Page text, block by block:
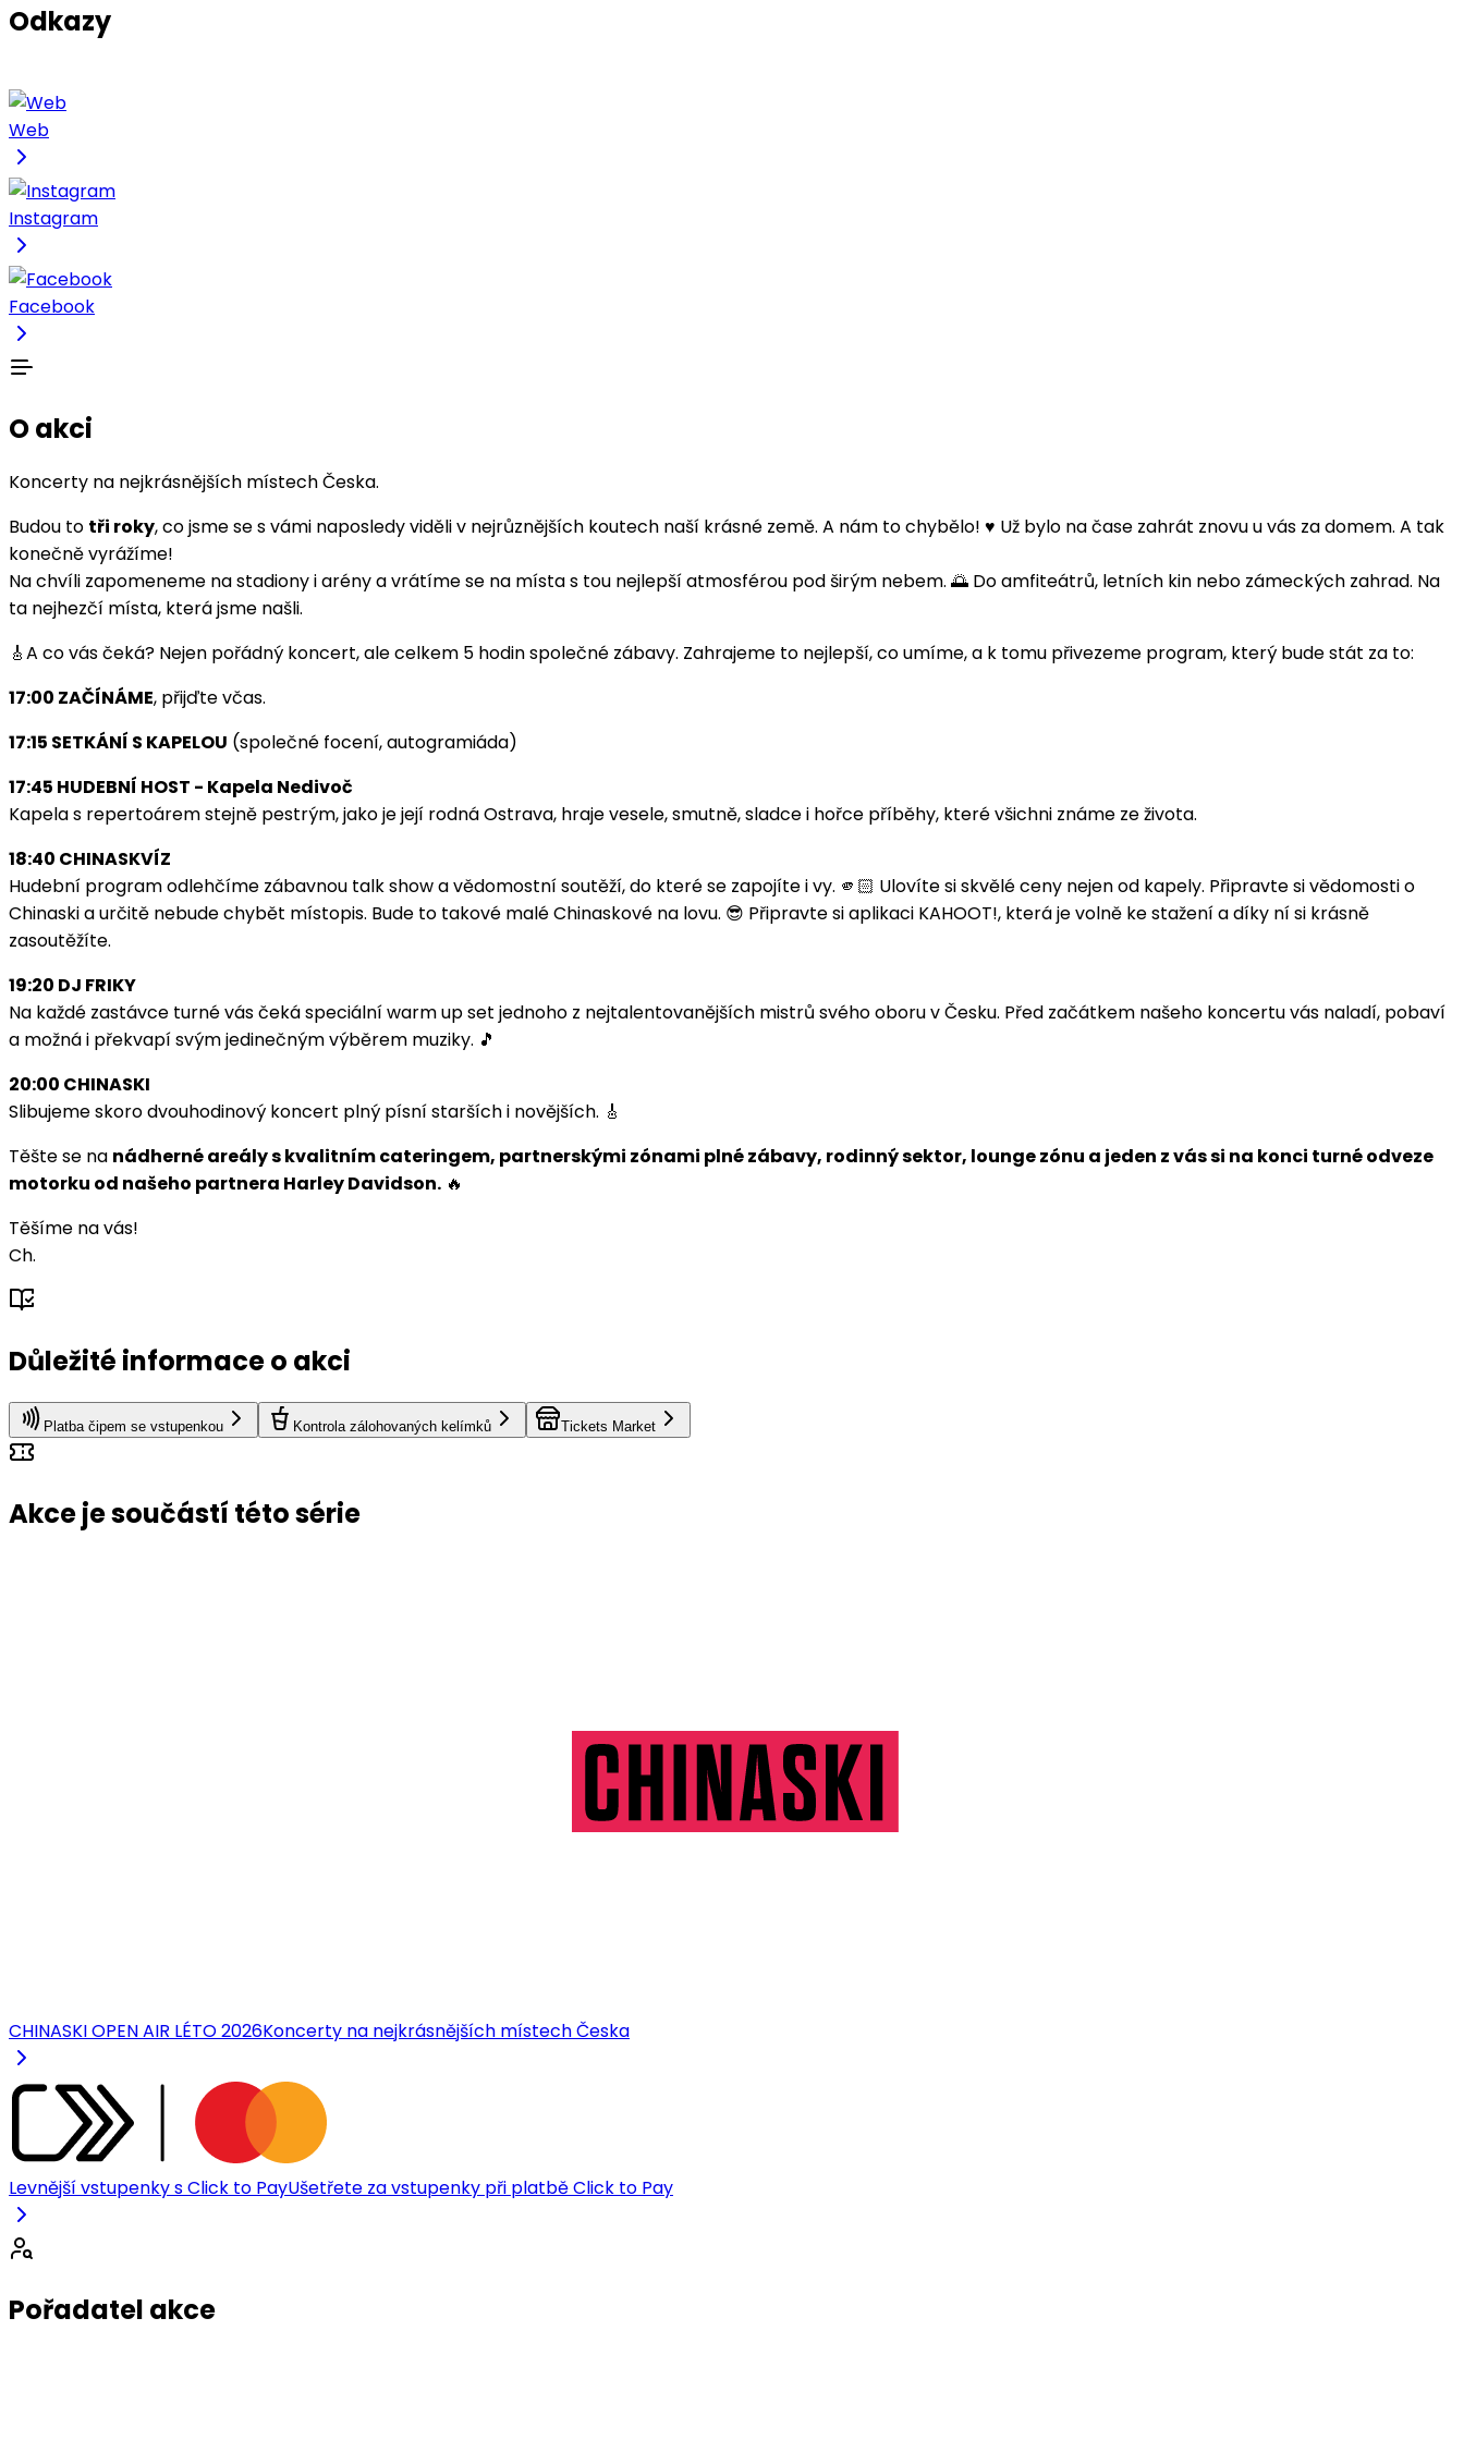
Odkazy
Web
Instagram
Facebook
O akci
Koncerty na nejkrásnějších místech Česka.
Budou to tři roky, co jsme se s vámi naposledy viděli v nejrůznějších koutech naší krásné země. A nám to chybělo! ♥️ Už bylo na čase zahrát znovu u vás za domem. A tak
konečně vyrážíme!
Na chvíli zapomeneme na stadiony i arény a vrátíme se na místa s tou nejlepší atmosférou pod širým nebem. 🌅 Do amfiteátrů, letních kin nebo zámeckých zahrad. Na
ta nejhezčí místa, která jsme našli.
🎸A co vás čeká? Nejen pořádný koncert, ale celkem 5 hodin společné zábavy. Zahrajeme to nejlepší, co umíme, a k tomu přivezeme program, který bude stát za to:
17:00 ZAČÍNÁME, přijďte včas.
17:15 SETKÁNÍ S KAPELOU (společné focení, autogramiáda)
17:45 HUDEBNÍ HOST - Kapela Nedivoč
Kapela s repertoárem stejně pestrým, jako je její rodná Ostrava, hraje vesele, smutně, sladce i hořce příběhy, které všichni známe ze života.
18:40 CHINASKVÍZ
Hudební program odlehčíme zábavnou talk show a vědomostní soutěží, do které se zapojíte i vy. 🫵🏻 Ulovíte si skvělé ceny nejen od kapely. Připravte si vědomosti o
Chinaski a určitě nebude chybět místopis. Bude to takové malé Chinaskové na lovu. 😎 Připravte si aplikaci KAHOOT!, která je volně ke stažení a díky ní si krásně
zasoutěžíte.
19:20 DJ FRIKY
Na každé zastávce turné vás čeká speciální warm up set jednoho z nejtalentovanějších mistrů svého oboru v Česku. Před začátkem našeho koncertu vás naladí, pobaví
a možná i překvapí svým jedinečným výběrem muziky. 🎵
20:00 CHINASKI
Slibujeme skoro dvouhodinový koncert plný písní starších i novějších. 🎸
Těšte se na nádherné areály s kvalitním cateringem, partnerskými zónami plné zábavy, rodinný sektor, lounge zónu a jeden z vás si na konci turné odveze
motorku od našeho partnera Harley Davidson. 🔥
Těšíme na vás!
Ch.
Důležité informace o akci
Platba čipem se vstupenkou Kontrola zálohovaných kelímků Tickets Market
Akce je součástí této série
CHINASKI OPEN AIR LÉTO 2026Koncerty na nejkrásnějších místech Česka
Levnější vstupenky s Click to PayUšetřete za vstupenky při platbě Click to Pay
Pořadatel akce